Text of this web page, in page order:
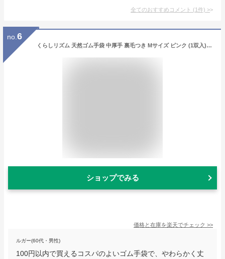
全てのおすすめコメント (1件) >
no. 6
くらしリズム 天然ゴム手袋 中厚手 裏毛つき Mサイズ ピンク (1双入) ぴったりフィット
ショップでみる
価格と在庫を楽天でチェック >>
ルガー(60代・男性)
100円以内で買えるコスパのよいゴム手袋で、やわらかく丈